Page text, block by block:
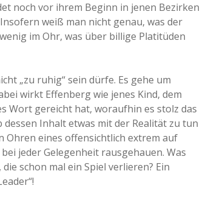
noch vor ihrem Beginn in jenen Bezirken
weiß man nicht genau, was der
im Ohr, was über billige Platitüden
„zu ruhig“ sein dürfe. Es gehe um
wirkt Effenberg wie jenes Kind, dem
Wort gereicht hat, woraufhin es stolz das
Inhalt etwas mit der Realität zu tun
Ohren eines offensichtlich extrem auf
jeder Gelegenheit rausgehauen. Was
schon mal ein Spiel verlieren? Ein